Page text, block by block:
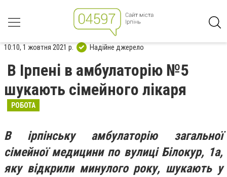
10:10, 1 жовтня 2021 р. Надійне джерело
В Ірпені в амбулаторію №5
шукають сімейного лікаря
РОБОТА
В ірпінську амбулаторію загальної
сімейної медицини по вулиці Білокур, 1а,
яку відкрили минулого року, шукають у